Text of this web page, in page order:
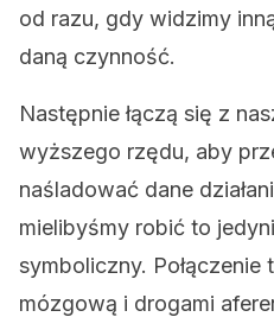
od razu, gdy widzimy
daną czynność.
Następnie łączą się z
wyższego rzędu, aby
naśladować dane
mielibyśmy robić to
symboliczny.
mózgową i drogami